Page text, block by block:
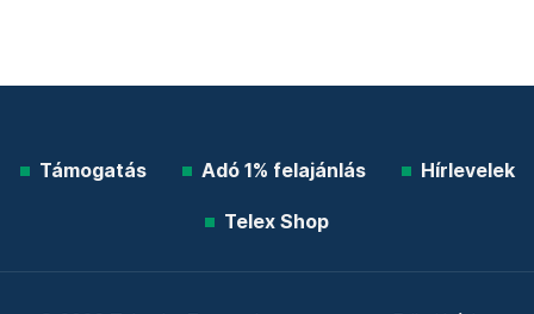
Támogatás Adó 1% felajánlás Hírlevelek
Telex Shop